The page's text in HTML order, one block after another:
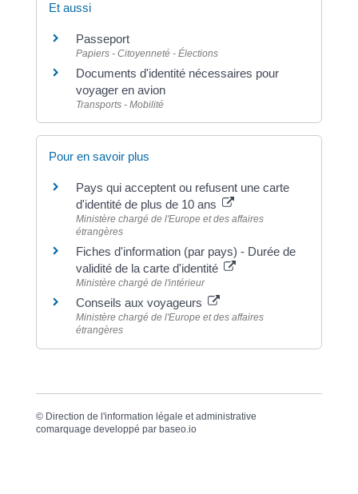
Et aussi
Passeport
Papiers - Citoyenneté - Élections
Documents d'identité nécessaires pour
voyager en avion
Transports - Mobilité
Pour en savoir plus
Pays qui acceptent ou refusent une carte
d'identité de plus de 10 ans
Ministère chargé de l'Europe et des affaires
étrangères
Fiches d'information (par pays) - Durée de
validité de la carte d'identité
Ministère chargé de l'intérieur
Conseils aux voyageurs
Ministère chargé de l'Europe et des affaires
étrangères
© Direction de l'information légale et administrative
comarquage developpé par baseo.io